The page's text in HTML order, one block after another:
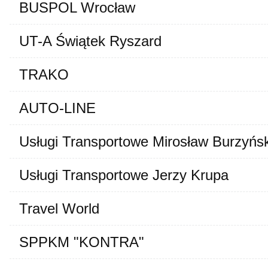
BUSPOL Wrocław
UT-A Świątek Ryszard
TRAKO
AUTO-LINE
Usługi Transportowe Mirosław
Usługi Transportowe Jerzy Krupa
Travel World
SPPKM "KONTRA"